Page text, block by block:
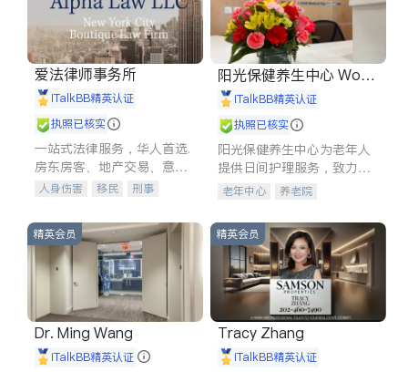
爱法律师事务所
iTalkBB精英认证
执照已核实
一站式法律服务，华人首选.
房东房客、地产交易、意外
伤害、车祸重伤、商业诉
建筑合同、刑事案件全包办
人身伤害 移民
刑事
信托/遗嘱
商业
商标注册
索赔
律师-其它
阳光保健养生中心 World
shine
iTalkBB精英认证
执照已核实
阳光保健养生中心为老年人
提供日间护理服务，致力于
通过持续的护理创新来有效
老年中心 养老院
精英会员
Dr. Ming Wang
iTalkBB精英认证
精英会员
Tracy Zhang
iTalkBB精英认证